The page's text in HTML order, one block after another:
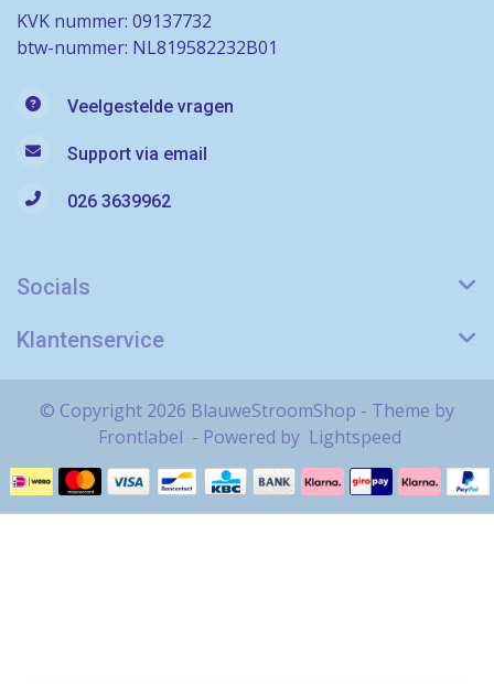
KVK nummer: 09137732
btw-nummer: NL819582232B01
Veelgestelde vragen
Support via email
026 3639962
Socials
Klantenservice
© Copyright 2026 BlauweStroomShop - Theme by
Frontlabel - Powered by Lightspeed